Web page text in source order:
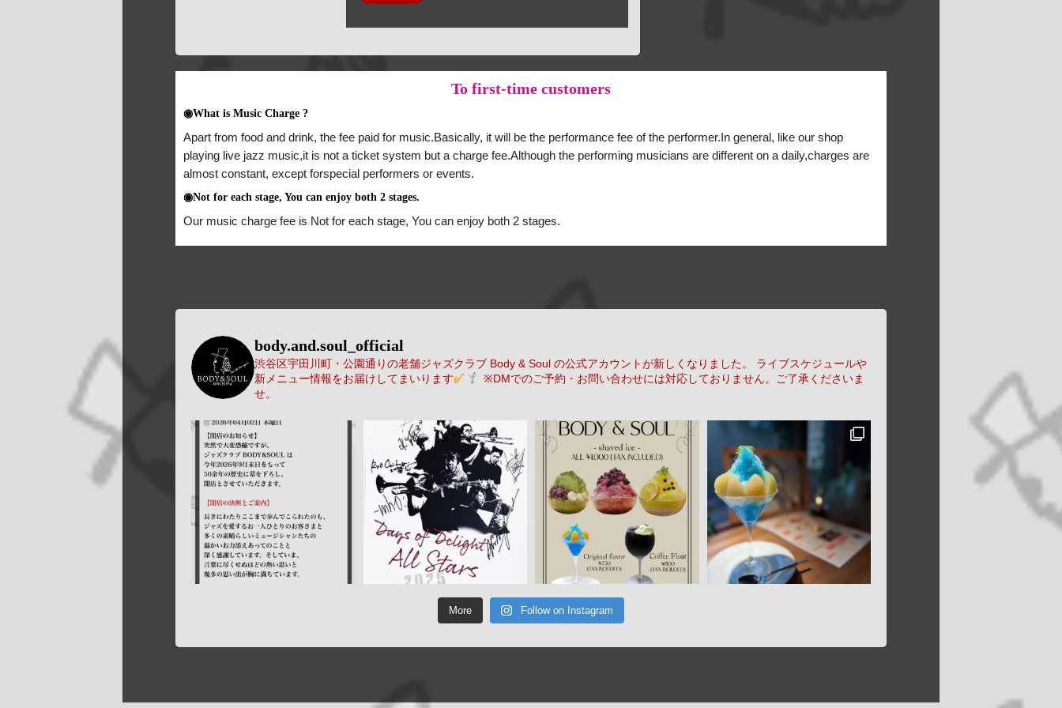
To first-time customers
◉What is Music Charge ?
Apart from food and drink, the fee paid for music.Basically, it will be the performance fee of the performer.In general, like our shop
playing live jazz music,it is not a ticket system but a charge fee.Although the performing musicians are different on a daily,charges are
almost constant, except forspecial performers or events.
◉Not for each stage, You can enjoy both 2 stages.
Our music charge fee is Not for each stage, You can enjoy both 2 stages.
body.and.soul_official
渋谷区宇田川町・公園通りの老舗ジャズクラブ Body & Soul の公式アカウントが新しくなりました。
ライブスケジュールや
新メニュー情報をお届けしてまいります
※DMでのご予約・お問い合わせには対応しておりません。ご了承くださいま
せ。
More Follow on Instagram